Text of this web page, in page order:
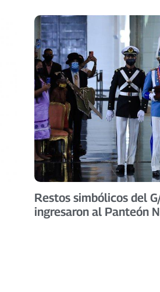
Restos simbólicos del
ingresaron al Panteón